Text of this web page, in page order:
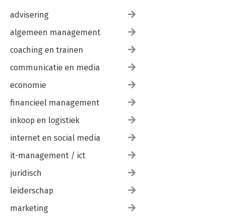
advisering
algemeen management
coaching en trainen
communicatie en media
economie
financieel management
inkoop en logistiek
internet en social media
it-management / ict
juridisch
leiderschap
marketing